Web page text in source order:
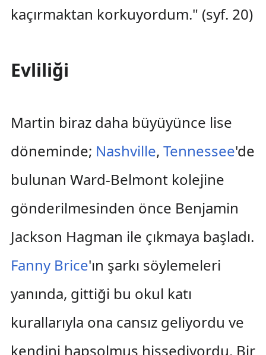
kaçırmaktan korkuyordum." (syf. 20)
Evliliği
Martin biraz daha büyüyünce lise
döneminde; Nashville, Tennessee'de
bulunan Ward-Belmont kolejine
gönderilmesinden önce Benjamin
Jackson Hagman ile çıkmaya başladı.
Fanny Brice'ın şarkı söylemeleri
yanında, gittiği bu okul katı
kurallarıyla ona cansız geliyordu ve
kendini hapsolmuş hissediyordu. Bir